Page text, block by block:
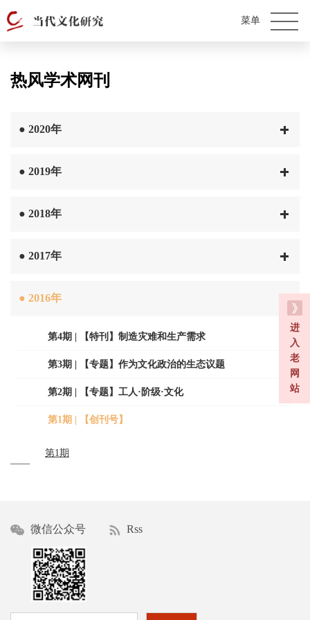
进
入
老
网
站
热风学术网刊
● 2020年
● 2019年
● 2018年
● 2017年
● 2016年
第4期 | 【特刊】制造灾难和生产需求
第3期 | 【专题】作为文化政治的生态议题
第2期 | 【专题】工人·阶级·文化
第1期 | 【创刊号】
——
第1期
微信公众号 Rss